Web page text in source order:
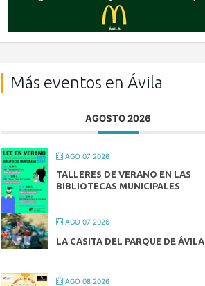
Más eventos en Ávila
AGOSTO 2026
AGO 07 2026
TALLERES DE VERANO EN LAS
BIBLIOTECAS MUNICIPALES
AGO 07 2026
LA CASITA DEL PARQUE DE ÁVILA
AGO 08 2026